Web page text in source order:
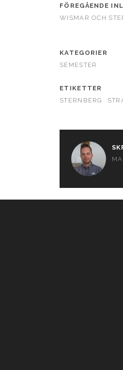
FÖREGÅENDE
WISMAR OCH
KATEGORIER
SEMESTER
ETIKETTER
STERNBERG